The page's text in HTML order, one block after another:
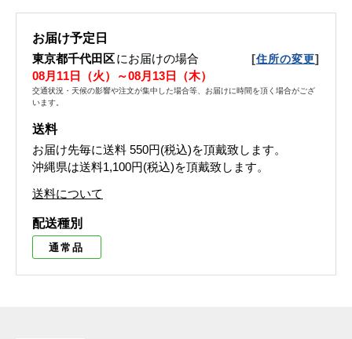
お届け予定日
東京都千代田区にお届けの場合 [住所の変更]
08月11日（火）～08月13日（木）
交通状況・天候の影響や注文が集中した場合等、お届けに時間を頂く場合がござ
います。
送料
お届け先毎に送料 550円(税込)を頂戴致します。
沖縄県は送料1,100円(税込)を頂戴致します。
送料について
配送種別
通常品